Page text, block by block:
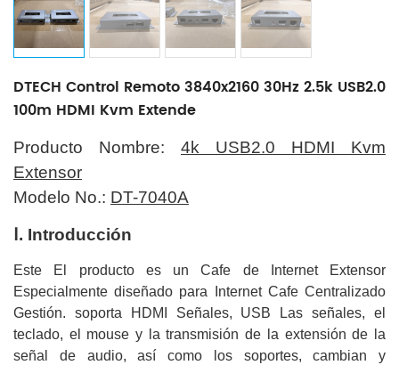
DTECH Control Remoto 3840x2160 30Hz 2.5k USB2.0
100m HDMI Kvm Extende
Producto Nombre: 4k USB2.0 HDMI Kvm
Extensor
Modelo No.: DT-7040A
Ⅰ. Introducción
Este El producto es un Cafe de Internet Extensor
Especialmente diseñado para Internet Cafe Centralizado
Gestión. soporta HDMI Señales, USB Las señales, el
teclado, el mouse y la transmisión de la extensión de la
señal de audio, así como los soportes, cambian y